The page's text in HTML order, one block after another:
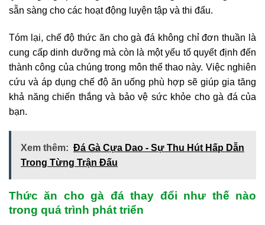
sẵn sàng cho các hoạt động luyện tập và thi đấu.
Tóm lại, chế độ thức ăn cho gà đá không chỉ đơn thuần là
cung cấp dinh dưỡng mà còn là một yếu tố quyết định đến
thành công của chúng trong môn thể thao này. Việc nghiên
cứu và áp dụng chế độ ăn uống phù hợp sẽ giúp gia tăng
khả năng chiến thắng và bảo vệ sức khỏe cho gà đá của
bạn.
Xem thêm: Đá Gà Cựa Dao - Sự Thu Hút Hấp Dẫn
Trong Từng Trận Đấu
Thức ăn cho gà đá thay đổi như thế nào
trong quá trình phát triển